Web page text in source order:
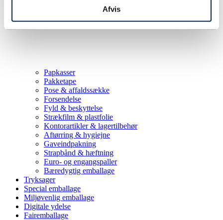
Afvis
Papkasser
Pakketape
Pose & affaldssække
Forsendelse
Fyld & beskyttelse
Strækfilm & plastfolie
Kontorartikler & lagertilbehør
Aftørring & hygiejne
Gaveindpakning
Strapbånd & hæftning
Euro- og engangspaller
Bæredygtig emballage
Tryksager
Special emballage
Miljøvenlig emballage
Digitale ydelse
Fairemballage